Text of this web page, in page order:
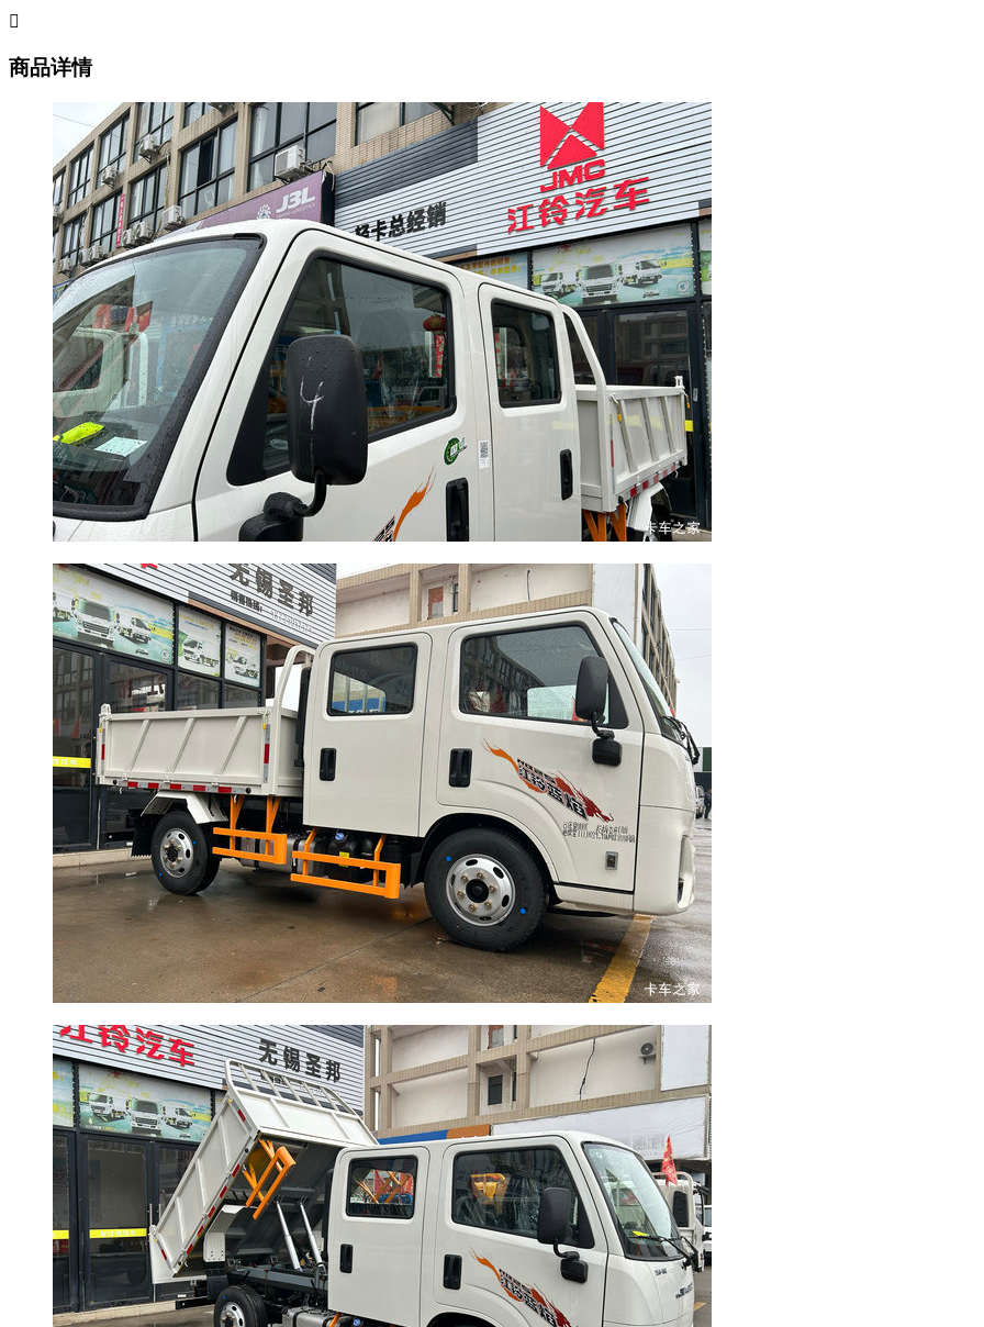

商品详情